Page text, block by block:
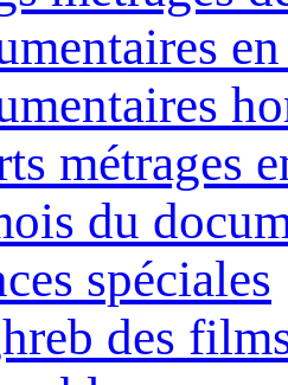
métrages
du
spéciales
des